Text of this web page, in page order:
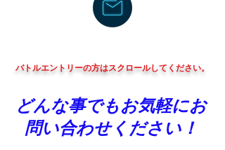
​バトルエントリーの方はスクロールしてください。
どんな事でもお気軽にお
問い合わせください！